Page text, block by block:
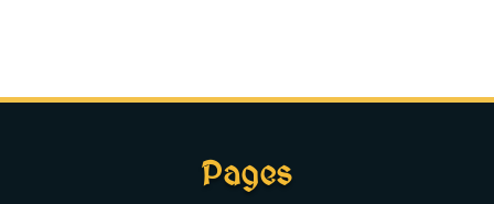
n
Pages